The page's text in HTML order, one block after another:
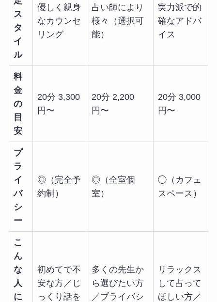
ス
タ
イ
ル
優しく親身
なカウンセ
リング
占い師により
様々（選択可
能）
実力派で的
確なアドバ
イス
料
金
の
目
安
20分 3,300
円〜
20分 2,200
円〜
20分 3,000
円〜
プ
ラ
イ
バ
シ
ー
◎（完全予
約制）
◎（全室個
室）
◯（カフェ
スペース）
こ
ん
な
人
に
初めてで不
安な方／じ
っくり話を
多くの先生か
ら選びたい方
／プライバシ
リラックス
して占って
ほしい方／